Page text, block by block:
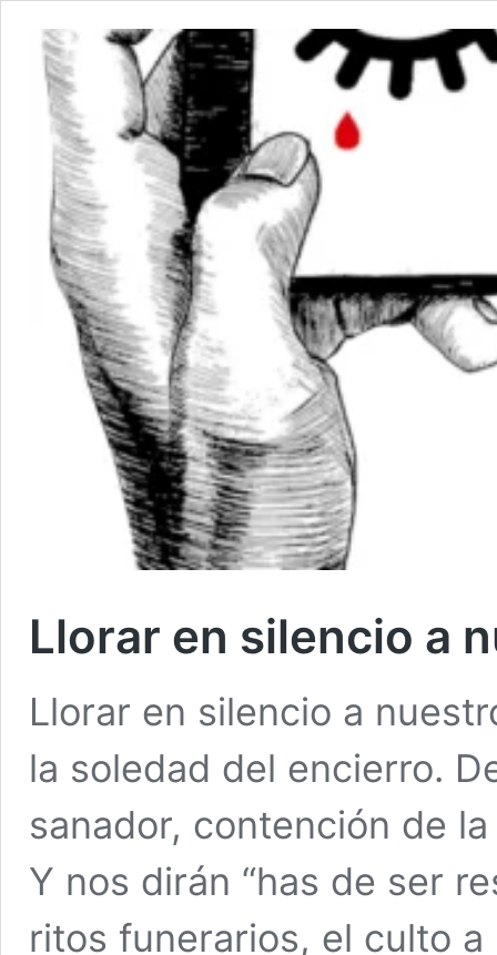
Llorar en silencio a
Llorar en silencio a
la soledad del encierro.
sanador, contención de
Y nos dirán “has de ser
ritos funerarios, el culto